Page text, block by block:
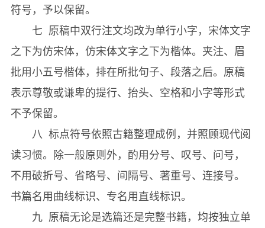
大學經義◇鹿門集◎任聖周（一五五）
大學劄疑◇庸齋集◎金謹行（一七一）
大學通理◇九龍齋集◎白鳳來（一七九）
讀大學劄記◇可齋集◎權明佑（一九七）
大學講録◇最窩集◎金奎五（二〇五）
寒井大學講義◇芹窩集◎金憙（二一一）
大學義◇閒窩集◎李時逸（二四一）
大學問疑◇湛軒書◎洪大容（二四五）
大學經義◇蘿山集◎趙有善（二四九）
大學經義問對◇歸樂窩集◎柳匡天（二五五）
大學劄略◇近齋集◎朴胤源（二六一）
符号，予以保留。
七 原稿中双行注文均改为单行小字，宋体文字
之下为仿宋体，仿宋体文字之下为楷体。夹注、眉
批用小五号楷体，排在所批句子、段落之后。原稿
表示尊敬或谦卑的提行、抬头、空格和小字等形式
不予保留。
八 标点符号依照古籍整理成例，并照顾现代阅
读习惯。除一般原则外，酌用分号、叹号、问号，
不用破折号、省略号、间隔号、著重号、连接号。
书篇名用曲线标识、专名用直线标识。
九 原稿无论是选篇还是完整书籍，均按独立单